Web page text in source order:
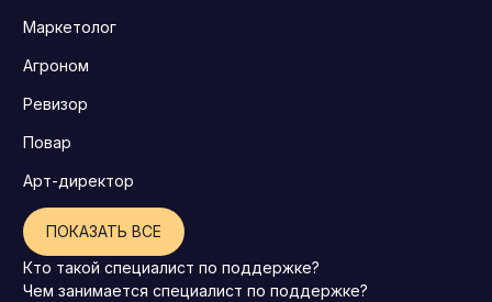
Маркетолог
Агроном
Ревизор
Повар
Арт-директор
ПОКАЗАТЬ ВСЕ
Кто такой специалист по поддержке?
Чем занимается специалист по поддержке?